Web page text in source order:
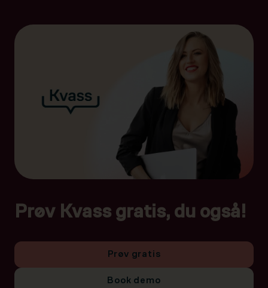
Prøv Kvass gratis, du også!
Prøv gratis
Book demo